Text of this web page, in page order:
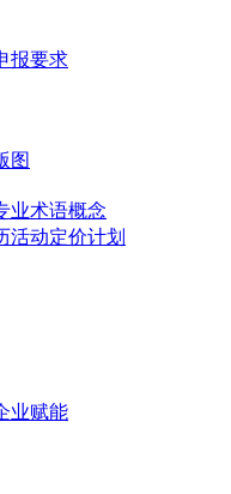
报要求
图
业术语概念
活动定价计划
业赋能